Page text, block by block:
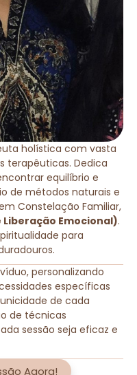
holística com vasta
terapêuticas. Dedica
equilíbrio e
de métodos naturais e
Constelação Familiar,
Liberação Emocional).
para
personalizando
específicas
de cada
de técnicas
sessão seja eficaz e
Agora!